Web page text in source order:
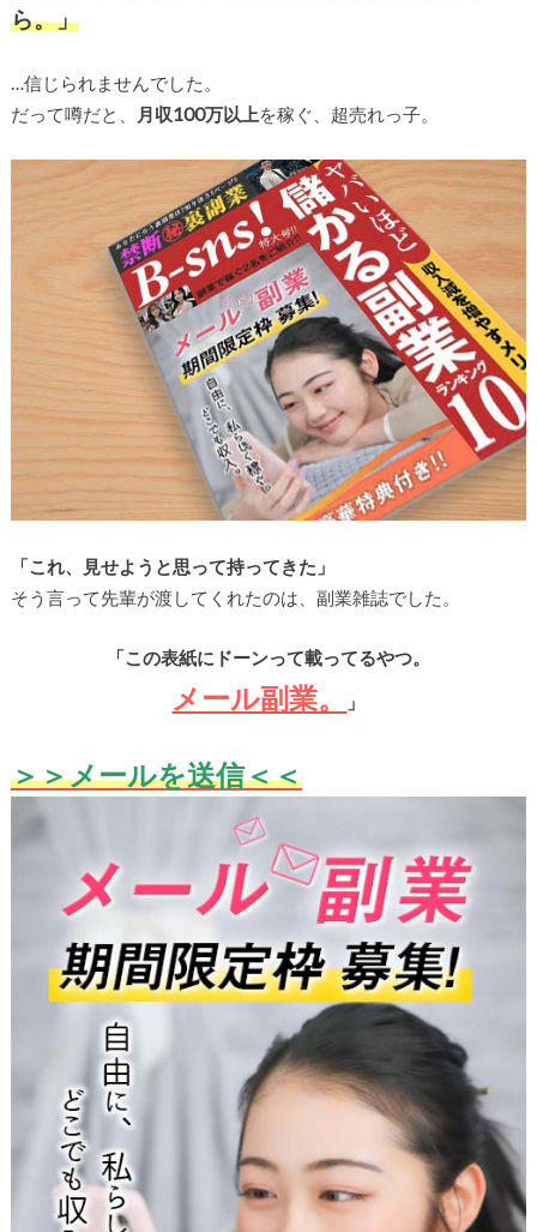
ら。」
…信じられませんでした。
だって噂だと、
月収100万以上を稼ぐ、超売れっ子。
「これ、見せようと思って持ってきた」
そう言って先輩が渡してくれたのは、副業雑誌でした。
「この表紙にドーンって載ってるやつ。
メール副業。 」
＞＞メールを送信＜＜